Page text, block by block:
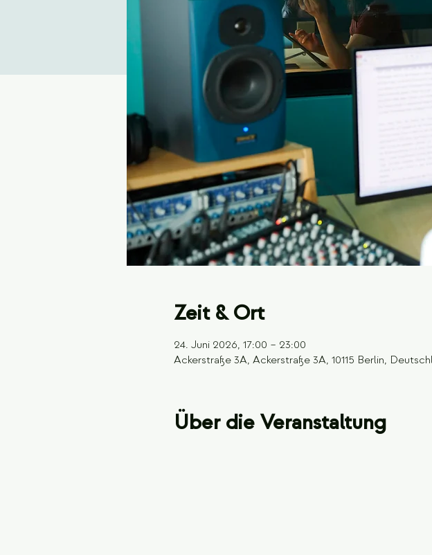
Zeit & Ort
24. Juni 2026, 17:00 – 23:00
Ackerstraße 3A, Ackerstraße 3A, 10115 Berlin,
Über die Veranstaltung